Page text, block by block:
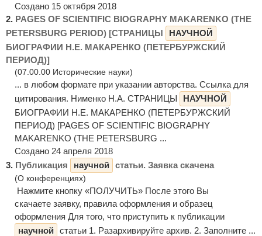
Создано 15 октября 2018
2. PAGES OF SCIENTIFIC BIOGRAPHY MAKARENKO (THE
PETERSBURG PERIOD) [СТРАНИЦЫ
НАУЧНОЙ
БИОГРАФИИ Н.Е. МАКАРЕНКО (ПЕТЕРБУРЖСКИЙ
ПЕРИОД)]
(07.00.00 Исторические науки)
... в любом формате при указании авторства. Ссылка для
цитирования. Нименко Н.А. СТРАНИЦЫ
НАУЧНОЙ
БИОГРАФИИ Н.Е. МАКАРЕНКО (ПЕТЕРБУРЖСКИЙ
ПЕРИОД) [PAGES OF SCIENTIFIC BIOGRAPHY
MAKARENKO (THE PETERSBURG ...
Создано 24 апреля 2018
3. Публикация научной статьи. Заявка скачена
(О конференциях)
Нажмите кнопку «ПОЛУЧИТЬ» После этого Вы
скачаете заявку, правила оформления и образец
оформления Для того, что приступить к публикации
научной статьи 1. Разархивируйте архив. 2. Заполните ...